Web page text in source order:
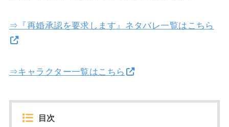
⇒『再婚承認を要求します』ネタバレ一覧はこちら
⇒キャラクター一覧はこちら
目次